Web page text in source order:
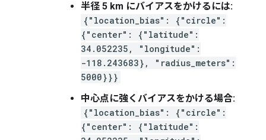
半径 5 km にバイアスをかけるには:
{"location_bias": {"circle":
{"center": {"latitude":
34.052235, "longitude":
-118.243683}, "radius_meters":
5000}}}
中心点に強くバイアスをかける場合:
{"location_bias": {"circle":
{"center": {"latitude":